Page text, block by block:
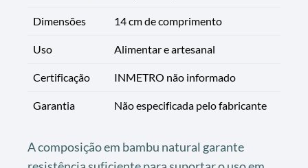
Dimensões 14 cm de comprimento
Uso Alimentar e artesanal
Certificação INMETRO não informado
Garantia Não especificada pelo fabricante
A composição em bambu natural garante